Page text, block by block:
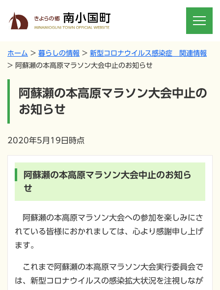
ホーム 暮らしの情報
新型コロナウイルス感染症 関連情報
阿蘇瀬の本高原マラソン大会中止のお知らせ
阿蘇瀬の本高原マラソン大会中止の
お知らせ
2020年5月19日時点
阿蘇瀬の本高原マラソン大会中止のお知ら
せ
阿蘇瀬の本高原マラソン大会への参加を楽しみにさ
れている皆様におかれましては、心より感謝申し上げ
ます。
これまで阿蘇瀬の本高原マラソン大会実行委員会で
は、新型コロナウイルスの感染拡大状況を注視しなが